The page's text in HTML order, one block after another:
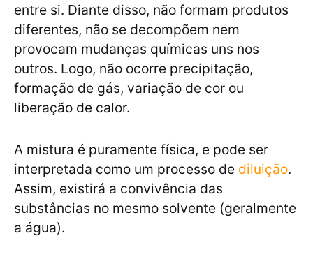
entre si. Diante disso, não formam produtos
diferentes, não se decompõem nem
provocam mudanças químicas uns nos
outros. Logo, não ocorre precipitação,
formação de gás, variação de cor ou
liberação de calor.
A mistura é puramente física, e pode ser
interpretada como um processo de diluição.
Assim, existirá a convivência das
substâncias no mesmo solvente (geralmente
a água).